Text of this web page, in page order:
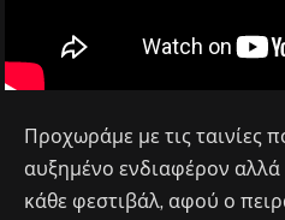
Προχωράμε με τις ταινίες
αυξημένο ενδιαφέρον αλλά
κάθε φεστιβάλ, αφού ο